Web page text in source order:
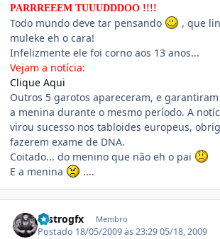
PARRREEEM TUUUDDDOO !!!!
Todo mundo deve tar pensando
, que
muleke eh o cara!
Infelizmente ele foi corno aos 13 anos...
Vejam a notícia:
Clique Aqui
Outros 5 garotos apareceram, e
a menina durante o mesmo período. A
virou sucesso nos tabloides europeus,
fazerem exame de DNA.
Coitado... do menino que não eh o pai
E a menina
....
castrogfx Membro
Postado 18/05/2009 às 23:2905/18, 2009